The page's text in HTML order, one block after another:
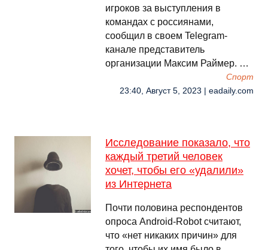
игроков за выступления в
командах с россиянами,
сообщил в своем Telegram-
канале представитель
организации Максим Раймер. …
Спорт
23:40, Август 5, 2023 | eadaily.com
Исследование показало, что
каждый третий человек
хочет, чтобы его «удалили»
из Интернета
Почти половина респондентов
опроса Android-Robot считают,
что «нет никаких причин» для